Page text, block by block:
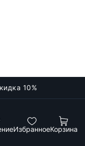
10%
ИзбранноеКорзина